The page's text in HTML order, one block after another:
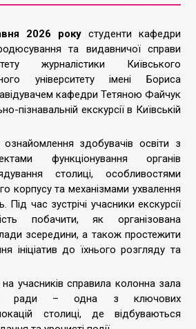
2026 рокустуденти кафедри
та видавничої справи
журналістики Київського
університету імені Бориса
кафедри Тетяною Файчук
пізнавальній екскурсії в Київській
здобувачів освіти з
функціонування органів
столиці, особливостями
корпусу та механізмами ухвалення
Під час зустрічі учасники екскурсії
побачити, як організована
зсередини, а також простежити
ініціатив до їхнього розгляду та
учасників справила колонна зала
ради – одна з ключових
столиці, де відбуваються